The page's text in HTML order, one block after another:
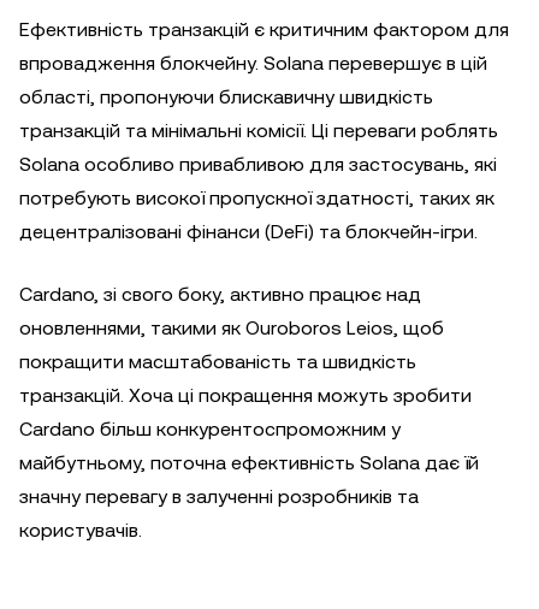
Ефективність транзакцій є критичним фактором для
впровадження блокчейну. Solana перевершує в цій
області, пропонуючи блискавичну швидкість
транзакцій та мінімальні комісії. Ці переваги роблять
Solana особливо привабливою для застосувань, які
потребують високої пропускної здатності, таких як
децентралізовані фінанси (DeFi) та блокчейн-ігри.
Cardano, зі свого боку, активно працює над
оновленнями, такими як Ouroboros Leios, щоб
покращити масштабованість та швидкість
транзакцій. Хоча ці покращення можуть зробити
Cardano більш конкурентоспроможним у
майбутньому, поточна ефективність Solana дає їй
значну перевагу в залученні розробників та
користувачів.